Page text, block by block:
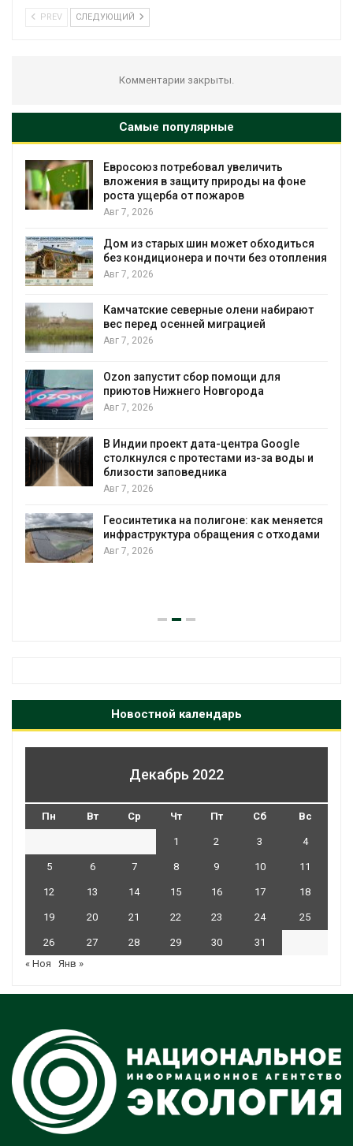
PREV СЛЕДУЮЩИЙ
Комментарии закрыты.
Самые популярные
Евросоюз потребовал увеличить
вложения в защиту природы на фоне
роста ущерба от пожаров
Авг 7, 2026
Дом из старых шин может обходиться
без кондиционера и почти без отопления
Авг 7, 2026
Камчатские северные олени набирают
вес перед осенней миграцией
Авг 7, 2026
Ozon запустит сбор помощи для
приютов Нижнего Новгорода
Авг 7, 2026
В Индии проект дата-центра Google
столкнулся с протестами из-за воды и
близости заповедника
Авг 7, 2026
Геосинтетика на полигоне: как меняется
инфраструктура обращения с отходами
Авг 7, 2026
Новостной календарь
Декабрь 2022
Пн Вт Ср Чт Пт Сб Вс
1 2 3 4
5 6 7 8 9 10 11
12 13 14 15 16 17 18
19 20 21 22 23 24 25
26 27 28 29 30
31
« Ноя
Янв »